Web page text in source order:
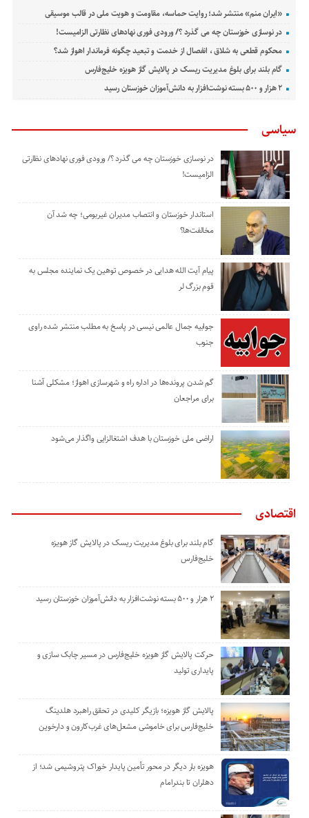
«ایران منم» منتشر شد؛ روایت حماسه، مقاومت و هویت ملی در قالب موسیقی
در نوسازی خوزستان چه می گذرد ؟/ ورودی فوری نهادهای نظارتی الزامیست!
محکوم قطعی به شلاق ، انفصال از خدمت و تبعید چگونه فرماندار اهواز شد؟
گام بلند برای بلوغ مدیریت ریسک در پالایش گاز هویزه خلیج‌فارس
۲ هزار و ۵۰۰ بسته نوشت‌افزار به دانش‌آموزان خوزستان رسید
سیاسی
در نوسازی خوزستان چه می گذرد ؟/ ورودی فوری نهادهای نظارتی
الزامیست!
استاندار خوزستان و انتصاب مدیران غیربومی؛ چه شد آن
مخالفت‌ها؟
پیام آیت الله هدایی در خصوص توهین یک نماینده مجلس به
قوم بزرگ لر
جوابیه جمال عالمی نیسی در پاسخ به مطلب منتشر شده راوی
جنوب
گم شدن پرونده‌ها در اداره راه و شهرسازی اهواز؛ مشکلی آشنا
برای مراجعان
اراضی ملی خوزستان با هدف اشتغالزایی واگذار می‌شود
اقتصادی
گام بلند برای بلوغ مدیریت ریسک در پالایش گاز هویزه
خلیج‌فارس
۲ هزار و ۵۰۰ بسته نوشت‌افزار به دانش‌آموزان خوزستان رسید
حرکت پالایش گاز هویزه خلیج‌فارس در مسیر چابک سازی و
پایداری تولید
پالایش گاز هویزه؛ بازیگر کلیدی در تحقق راهبرد هلدینگ
خلیج‌فارس برای خاموشی مشعل‌های غرب‌کارون و دارخوین
هویزه بار دیگر در محور تأمین پایدار خوراک پتروشیمی شد؛ از
دهلران تا بندرامام